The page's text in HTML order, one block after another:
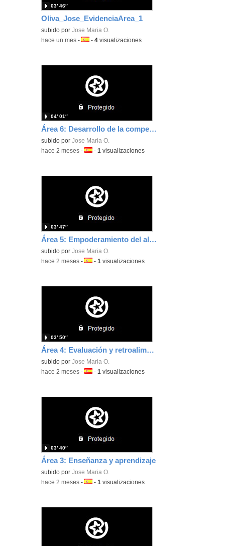
Oliva_Jose_EvidenciaArea_1
subido porJose Maria O.
03′ 46″
-hace un mes -Idioma:
-4 visualizaciones
Área 6: Desarrollo de la competencia digital del alumnado
subido porJose Maria O.
04′ 01″
-hace 2 meses -Idioma:
-1 visualizaciones
Área 5: Empoderamiento del alumnado
subido porJose Maria O.
03′ 47″
-hace 2 meses -Idioma:
-1 visualizaciones
Área 4: Evaluación y retroalimentación
subido porJose Maria O.
03′ 50″
-hace 2 meses -Idioma:
-1 visualizaciones
Área 3: Enseñanza y aprendizaje
subido porJose Maria O.
03′ 40″
-hace 2 meses -Idioma:
-1 visualizaciones